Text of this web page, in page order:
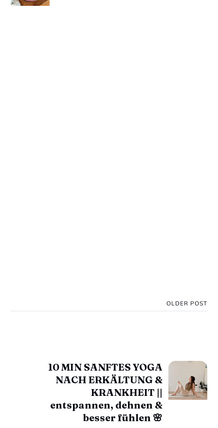
OLDER POST
10 MIN SANFTES YOGA
NACH ERKÄLTUNG &
KRANKHEIT ||
entspannen, dehnen &
besser fühlen 🌸